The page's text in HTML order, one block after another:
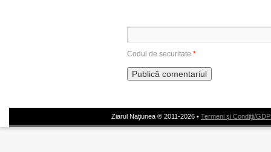
Codul de securitate *
Ziarul Naţiunea ® 2011-2026 • Termeni şi Condiţii/